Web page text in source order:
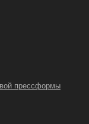
прессформы